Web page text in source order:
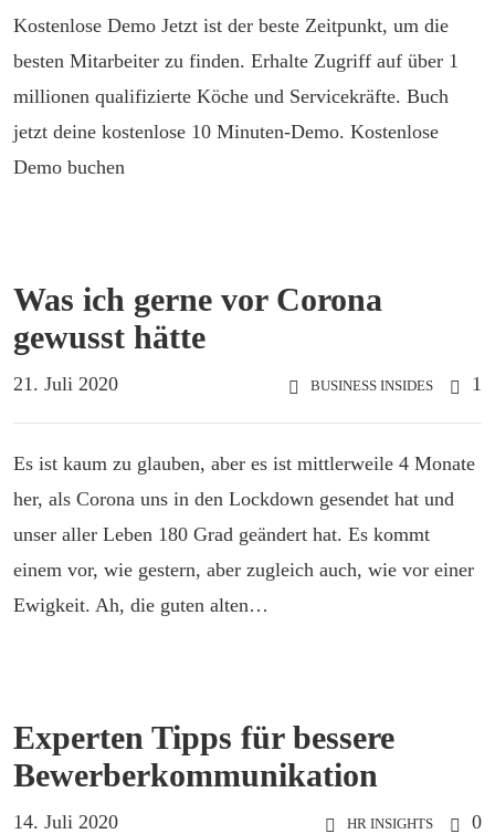
Kostenlose Demo Jetzt ist der beste Zeitpunkt, um die
besten Mitarbeiter zu finden. Erhalte Zugriff auf über 1
millionen qualifizierte Köche und Servicekräfte. Buch
jetzt deine kostenlose 10 Minuten-Demo. Kostenlose
Demo buchen
Was ich gerne vor Corona
gewusst hätte
21. Juli 2020 BUSINESS INSIDES 1
Es ist kaum zu glauben, aber es ist mittlerweile 4 Monate
her, als Corona uns in den Lockdown gesendet hat und
unser aller Leben 180 Grad geändert hat. Es kommt
einem vor, wie gestern, aber zugleich auch, wie vor einer
Ewigkeit. Ah, die guten alten…
Experten Tipps für bessere
Bewerberkommunikation
14. Juli 2020 HR INSIGHTS 0